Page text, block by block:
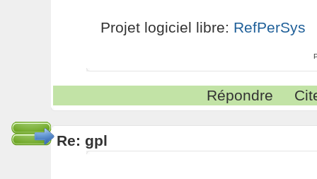
Projet logiciel libre: RefPerSys
Répondre
Re: gpl